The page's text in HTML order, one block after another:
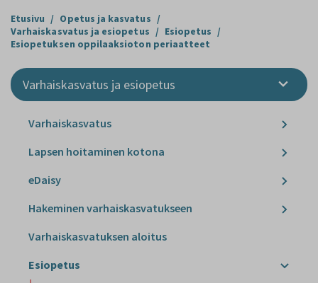
Etusivu / Opetus ja kasvatus /
Varhaiskasvatus ja esiopetus / Esiopetus /
Esiopetuksen oppilaaksioton periaatteet
Varhaiskasvatus ja esiopetus
Varhaiskasvatus
Lapsen hoitaminen kotona
eDaisy
Hakeminen varhaiskasvatukseen
Varhaiskasvatuksen aloitus
Esiopetus